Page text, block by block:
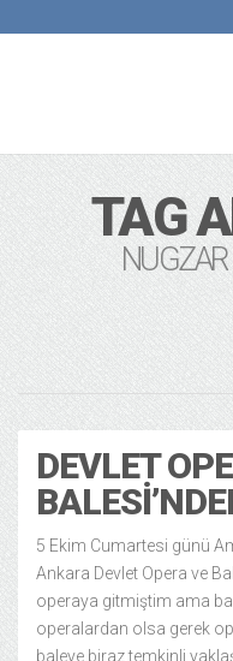
TAG
DEVLET
5 Ekim Cumartesi günü
Ankara Devlet Opera ve
operaya gitmiştim ama
operalardan olsa gerek
baleye biraz temkinli